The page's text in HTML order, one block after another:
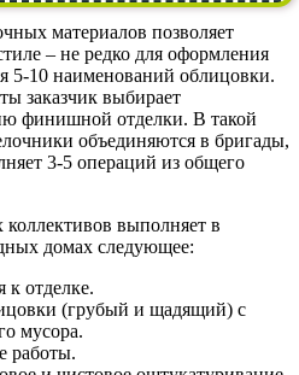
материалов позволяет
– не редко для оформления
5-10 наименований облицовки.
заказчик выбирает
финишной отделки. В такой
объединяются в бригады,
3-5 операций из общего
выполняет в
домах следующее:
к отделке.
(грубый и щадящий) с
мусора.
работы.